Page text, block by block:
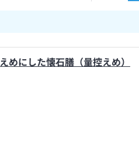
めにした懐石膳（量控えめ）